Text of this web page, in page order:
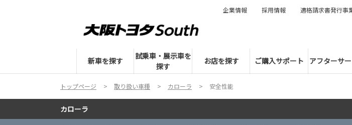
新車を探す
試乗車・展示車を
探す
お店を探す ご購入サポート アフターサ
企業情報 採用情報 適格請求書発行事
トップページ 取り扱い車種 カローラ 安全性能
カローラ